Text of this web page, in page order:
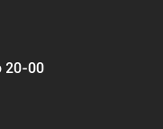
20-00